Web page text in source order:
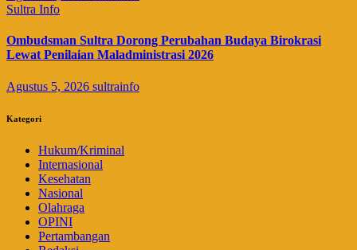
Sultra Info
Ombudsman Sultra Dorong Perubahan Budaya Birokrasi
Lewat Penilaian Maladministrasi 2026
Agustus 5, 2026 sultrainfo
Kategori
Hukum/Kriminal
Internasional
Kesehatan
Nasional
Olahraga
OPINI
Pertambangan